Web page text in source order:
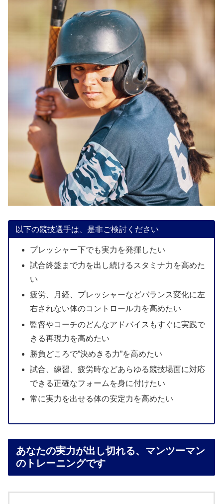
以下の競技選手は、是非ご検討ください
プレッシャー下でも実力を発揮したい
試合終盤まで力を出し続けるスタミナ力を高めた
い
疲労、月経、プレッシャーなどバランス変化に左
右されない体のコントロール力を高めたい
監督やコーチのどんなアドバイスもすぐに実践で
きる再現力を高めたい
勝負どころで”決めきる力”を高めたい
試合、練習、疲労時などあらゆる競技場面に対応
できる正確なフォームを身に付けたい
常に実力を出せる体の安定力を高めたい
あなたの実力が出し切れる、マンツーマン
のトレーニングです